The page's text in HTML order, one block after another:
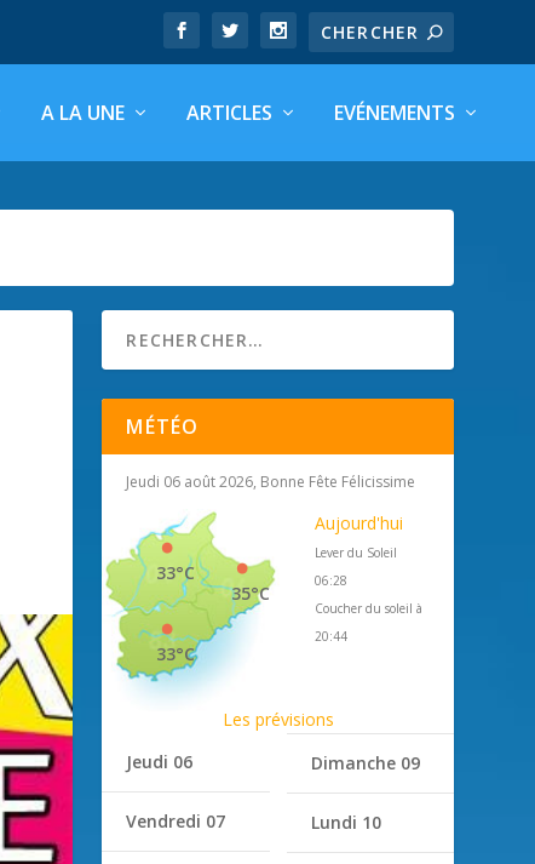
A LA UNE ARTICLES EVÉNEMENTS
MÉTÉO
Jeudi 06 août 2026, Bonne Fête Félicissime
35°C
33°C
33°C
Aujourd'hui
Lever du Soleil
06:28
Coucher du soleil à
20:44
Les prévisions
Jeudi 06
Vendredi 07
Dimanche 09
Lundi 10